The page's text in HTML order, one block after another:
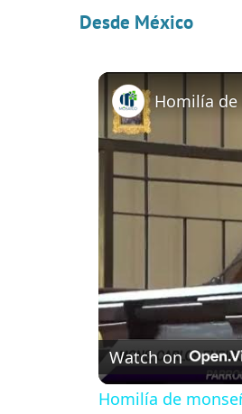
Desde México
Watch on
Homilía de